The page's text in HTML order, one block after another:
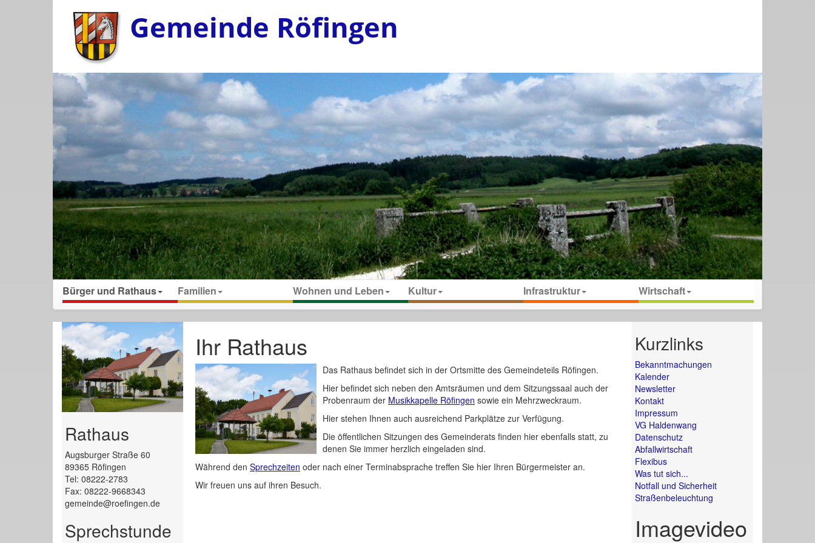
Gemeinde Röfingen
Bürger und Rathaus Familien Wohnen und Leben Kultur Infrastruktur Wirtschaft
Rathaus
Augsburger Straße 60
89365 Röfingen
Tel: 08222-2783
Fax: 08222-9668343
gemeinde@roefingen.de
Sprechstunde
Ihr Rathaus
Das Rathaus befindet sich in der Ortsmitte des Gemeindeteils Röfingen.
Hier befindet sich neben den Amtsräumen und dem Sitzungssaal auch der
Probenraum der Musikkapelle Röfingen sowie ein Mehrzweckraum.
Hier stehen Ihnen auch ausreichend Parkplätze zur Verfügung.
Die öffentlichen Sitzungen des Gemeinderats finden hier ebenfalls statt, zu
denen Sie immer herzlich eingeladen sind.
Während den Sprechzeiten oder nach einer Terminabsprache treffen Sie hier Ihren Bürgermeister an.
Wir freuen uns auf ihren Besuch.
Kurzlinks
Bekanntmachungen
Kalender
Newsletter
Kontakt
Impressum
VG Haldenwang
Datenschutz
Abfallwirtschaft
Flexibus
Was tut sich...
Notfall und Sicherheit
Straßenbeleuchtung
Imagevideo